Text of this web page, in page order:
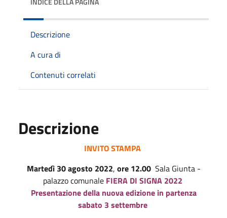
Descrizione
A cura di
Contenuti correlati
Descrizione
INVITO STAMPA
Martedì 30 agosto 2022, ore 12.00 Sala Giunta -
palazzo comunale FIERA DI SIGNA 2022
Presentazione della nuova edizione in partenza
sabato 3 settembre